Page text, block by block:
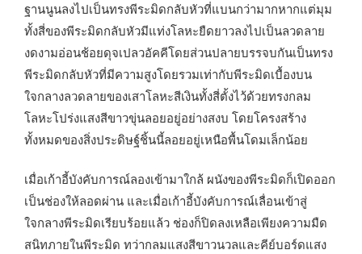
ฐานนูนลงไปเป็นทรงพีระมิดกลับหัวที่แบนกว่ามากหากแต่มุม
ทั้งสี่ของพีระมิดกลับหัวมีแท่งโลหะยืดยาวลงไปเป็นลวดลาย
งดงามอ่อนช้อยดุจเปลวอัคคีโดยส่วนปลายบรรจบกันเป็นทรง
พีระมิดกลับหัวที่มีความสูงโดยรวมเท่ากับพีระมิดเบื้องบน
ใจกลางลวดลายของเสาโลหะสีเงินทั้งสี่ตั้งไว้ด้วยทรงกลม
โลหะโปร่งแสงสีขาวขุ่นลอยอยู่อย่างสงบ โดยโครงสร้าง
ทั้งหมดของสิ่งประดิษฐ์ชิ้นนี้ลอยอยู่เหนือพื้นโดมเล็กน้อย
เมื่อเก้าอี้บังคับการณ์ลองเข้ามาใกล้ ผนังของพีระมิดก็เปิดออก
เป็นช่องให้ลอดผ่าน และเมื่อเก้าอี้บังคับการณ์เลื่อนเข้าสู่
ใจกลางพีระมิดเรียบร้อยแล้ว ช่องก็ปิดลงเหลือเพียงความมืด
สนิทภายในพีระมิด ทว่ากลมแสงสีขาวนวลและคีย์บอร์ดแสง